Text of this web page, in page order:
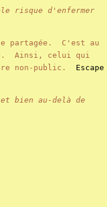
risque d'enfermer
partagée. C'est au
Ainsi, celui qui
non-public. Escape
bien au-delà de